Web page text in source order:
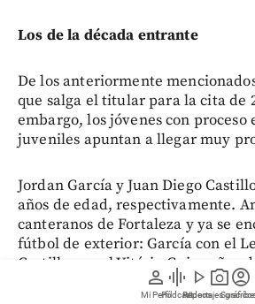
person
Mi Perfil
graphic_eq
Pódcast
play_arrow
Videos
photo_camera
Reportajes
account_circle
Los de la década entrante
De los anteriormente
que salga el titular para la cita de
embargo, los jóvenes con proceso
juveniles apuntan a llegar muy
Jordan García y Juan Diego
años de edad, respectivamente.
canteranos de Fortaleza y ya se
fútbol de exterior: García con el
Castillo con el Vitória Guimarães